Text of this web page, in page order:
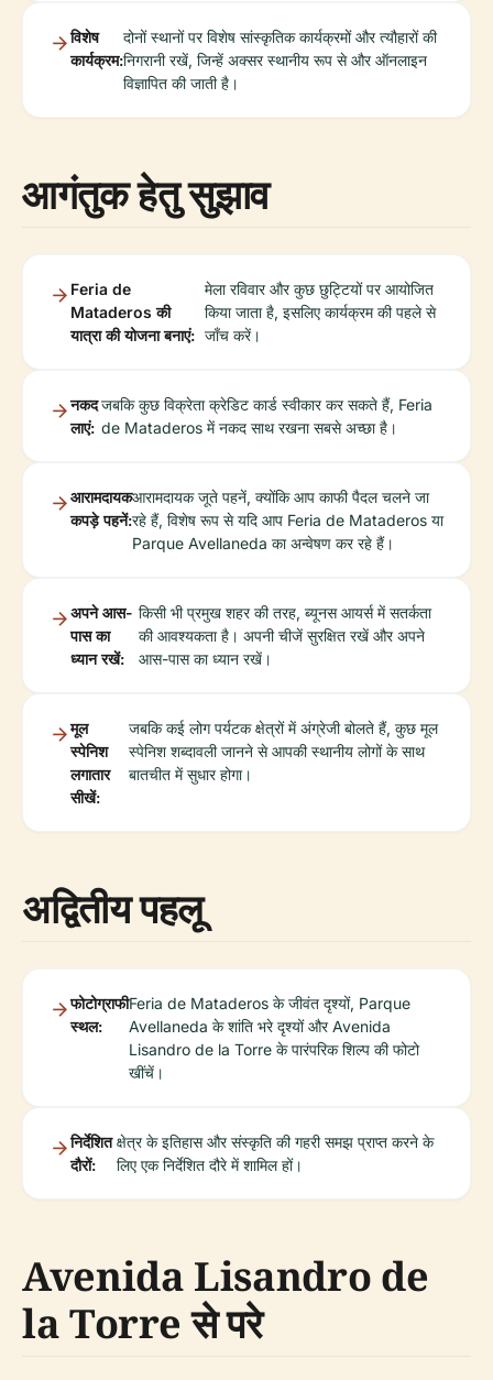
विशेष
कार्यक्रम:
दोनों स्थानों पर विशेष सांस्कृतिक कार्यक्रमों और त्यौहारों की
निगरानी रखें, जिन्हें अक्सर स्थानीय रूप से और ऑनलाइन
विज्ञापित की जाती है।
आगंतुक हेतु सुझाव
Feria de
Mataderos की
यात्रा की योजना बनाएं:
मेला रविवार और कुछ छुट्टियों पर आयोजित
किया जाता है, इसलिए कार्यक्रम की पहले से
जाँच करें।
नकद
लाएं:
जबकि कुछ विक्रेता क्रेडिट कार्ड स्वीकार कर सकते हैं, Feria
de Mataderos में नकद साथ रखना सबसे अच्छा है।
आरामदायक
कपड़े पहनें:
आरामदायक जूते पहनें, क्योंकि आप काफी पैदल चलने जा
रहे हैं, विशेष रूप से यदि आप Feria de Mataderos या
Parque Avellaneda का अन्वेषण कर रहे हैं।
अपने आस-
पास का
ध्यान रखें:
किसी भी प्रमुख शहर की तरह, ब्यूनस आयर्स में सतर्कता
की आवश्यकता है। अपनी चीजें सुरक्षित रखें और अपने
आस-पास का ध्यान रखें।
मूल
स्पेनिश
लगातार
सीखें:
जबकि कई लोग पर्यटक क्षेत्रों में अंग्रेजी बोलते हैं, कुछ मूल
स्पेनिश शब्दावली जानने से आपकी स्थानीय लोगों के साथ
बातचीत में सुधार होगा।
अद्वितीय पहलू
फोटोग्राफी
स्थल:
Feria de Mataderos के जीवंत दृश्यों, Parque
Avellaneda के शांति भरे दृश्यों और Avenida
Lisandro de la Torre के पारंपरिक शिल्प की फोटो
खींचें।
निर्देशित
दौरों:
क्षेत्र के इतिहास और संस्कृति की गहरी समझ प्राप्त करने के
लिए एक निर्देशित दौरे में शामिल हों।
Avenida Lisandro de
la Torre से परे